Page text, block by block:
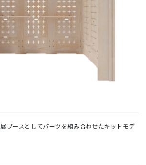
ブースとしてパーツを組み合わせたキットモデ